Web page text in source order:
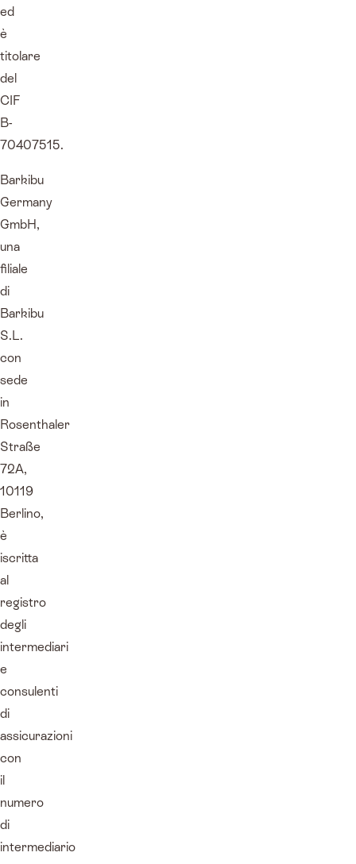
ed
è
titolare
del
CIF
B-
70407515.
Barkibu
Germany
GmbH,
una
filiale
di
Barkibu
S.L.
con
sede
in
Rosenthaler
Straße
72A,
10119
Berlino,
è
iscritta
al
registro
degli
intermediari
e
consulenti
di
assicurazioni
con
il
numero
di
intermediario